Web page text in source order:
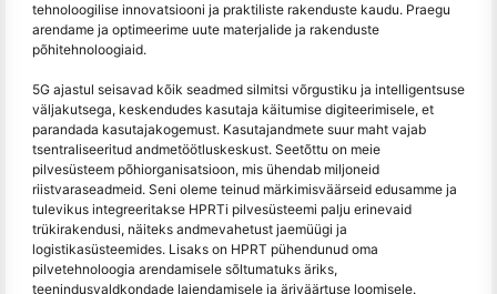
tehnoloogilise innovatsiooni ja praktiliste rakenduste kaudu. Praegu
arendame ja optimeerime uute materjalide ja rakenduste
põhitehnoloogiaid.
5G ajastul seisavad kõik seadmed silmitsi võrgustiku ja intelligentsuse
väljakutsega, keskendudes kasutaja käitumise digiteerimisele, et
parandada kasutajakogemust. Kasutajandmete suur maht vajab
tsentraliseeritud andmetöötluskeskust. Seetõttu on meie
pilvesüsteem põhiorganisatsioon, mis ühendab miljoneid
riistvaraseadmeid. Seni oleme teinud märkimisväärseid edusamme ja
tulevikus integreeritakse HPRTi pilvesüsteemi palju erinevaid
trükirakendusi, näiteks andmevahetust jaemüügi ja
logistikasüsteemides. Lisaks on HPRT pühendunud oma
pilvetehnoloogia arendamisele sõltumatuks äriks,
teenindusvaldkondade laiendamisele ja äriväärtuse loomisele.